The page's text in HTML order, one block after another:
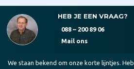
HEB JE EEN VRAAG?
088 – 200 89 06
Mail ons
We staan bekend om onze korte lijntjes.